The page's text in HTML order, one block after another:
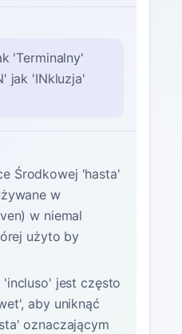
'Terminalny'
jak 'INkluzja'
Środkowej 'hasta'
w
w niemal
użyto by
jest często
aby uniknąć
oznaczającym